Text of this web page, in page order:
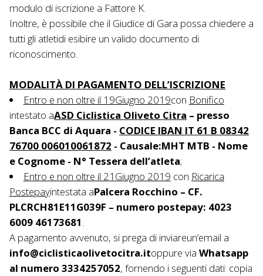
modulo di iscrizione a Fattore K.
Inoltre, è possibile che il Giudice di Gara possa chiedere a
tutti gli atletidi esibire un valido documento di
riconoscimento.
MODALITÀ DI PAGAMENTO DELL’ISCRIZIONE
Entro e non oltre il 19Giugno 2019con Bonifico
intestato aASD Ciclistica Oliveto Citra – presso
Banca BCC di Aquara - CODICE IBAN IT 61 B 08342
76700 006010061872 - Causale:MHT MTB - Nome
e Cognome - N° Tessera dell’atleta;
Entro e non oltre il 21Giugno 2019 con Ricarica
Postepayintestata aPalcera Rocchino – CF.
PLCRCH81E11G039F – numero postepay: 4023
6009 46173681.
A pagamento avvenuto, si prega di inviareun’email a
info@ciclisticaolivetocitra.itoppure via Whatsapp
al numero 3334257052, fornendo i seguenti dati: copia